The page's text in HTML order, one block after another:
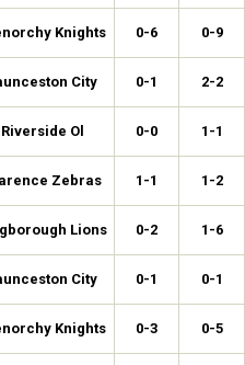
Knights 0-6 0-9
City 0-1 2-2
Riverside Ol 0-0 1-1
Zebras 1-1 1-2
Lions 0-2 1-6
City 0-1 0-1
Knights 0-3 0-5